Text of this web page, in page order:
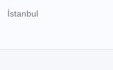
İstanbul